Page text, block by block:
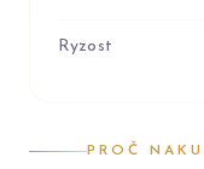
Ryzost
PROČ